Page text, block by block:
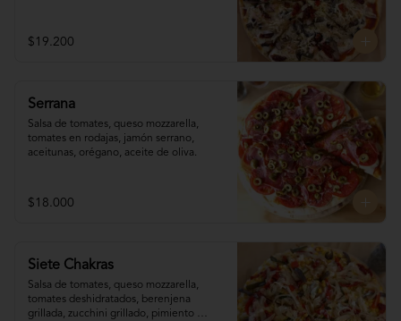
$19.200
Serrana
Salsa de tomates, queso mozzarella,
tomates en rodajas, jamón serrano,
aceitunas, orégano, aceite de oliva.
$18.000
Siete Chakras
Salsa de tomates, queso mozzarella,
tomates deshidratados, berenjena
grillada, zucchini grillado, pimiento